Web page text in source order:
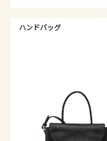
ハンドバッグ